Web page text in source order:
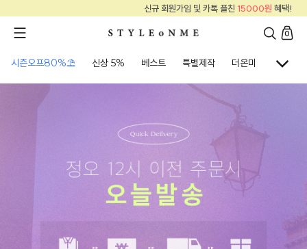
신규 회원가입 및
0
시즌오프80%⛱ 신상 5% 베스트 특별제작 더온미 골프웨어